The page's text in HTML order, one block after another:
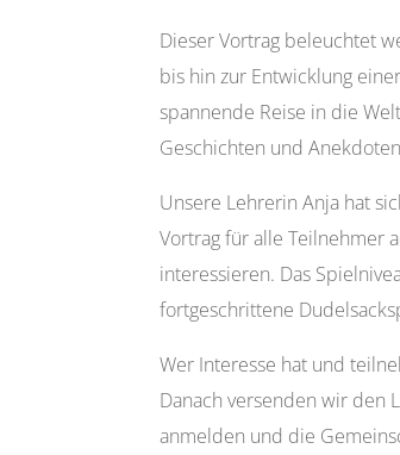
Dieser Vortrag beleuchtet
bis hin zur Entwicklung
spannende Reise in die
Geschichten und
Unsere Lehrerin Anja hat
Vortrag für alle Teilnehmer
interessieren. Das
fortgeschrittene
Wer Interesse hat und
Danach versenden wir den
anmelden und die